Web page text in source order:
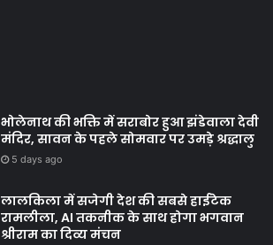
भोलेनाथ की भक्ति में सराबोर हुआ झंडेवाला देवी
मंदिर, सावन के पहले सोमवार पर उमड़े श्रद्धालु
5 days ago
लालकिला में सजेगी देश की सबसे हाईटेक
रामलीला, AI तकनीक के साथ होगा भगवान
श्रीराम का दिव्य मंचन